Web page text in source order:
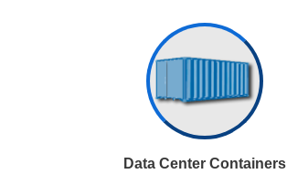
Data Center Containers